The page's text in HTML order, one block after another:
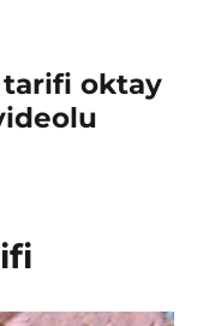
tarifi oktay